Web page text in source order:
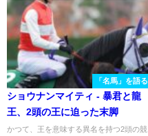
「名馬」を語る
ショウナンマイティ - 暴君と龍
王、2頭の王に迫った末脚
かつて、王を意味する異名を持つ2頭の競